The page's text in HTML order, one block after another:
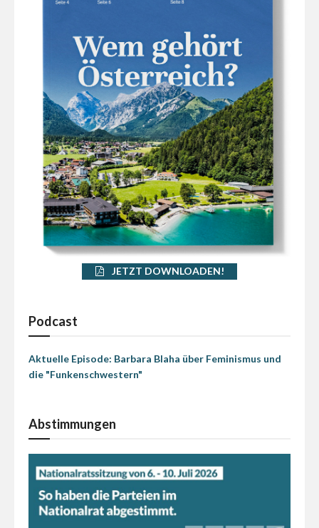
JETZT DOWNLOADEN!
Podcast
Aktuelle Episode: Barbara Blaha über Feminismus und
die "Funkenschwestern"
Abstimmungen